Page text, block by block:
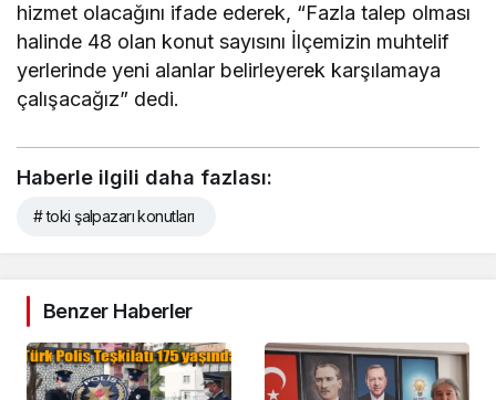
hizmet olacağını ifade ederek, “Fazla talep olması
halinde 48 olan konut sayısını İlçemizin muhtelif
yerlerinde yeni alanlar belirleyerek karşılamaya
çalışacağız” dedi.
Haberle ilgili daha fazlası:
# toki şalpazarı konutları
Benzer Haberler